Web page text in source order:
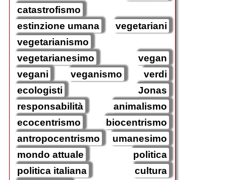
catastrofismo
estinzione umana
vegetariani
vegetarianismo
vegetarianesimo
vegan
vegani
veganismo
verdi
ecologisti
Jonas
responsabilità
animalismo
ecocentrismo
biocentrismo
antropocentrismo
umanesimo
mondo attuale
politica
politica italiana
cultura